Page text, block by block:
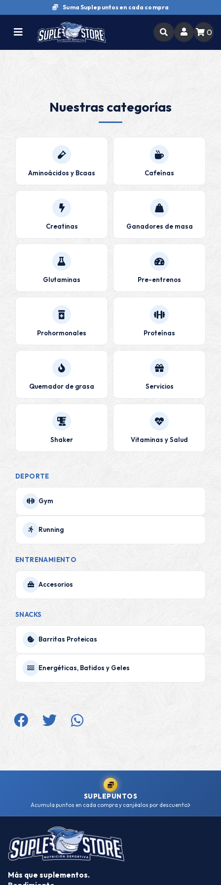
Suma Suplepuntos en cada compra
0
Nuestras categorías
Aminoácidos y Bcaas Cafeínas
Creatinas Ganadores de masa
Glutaminas Pre-entrenos
Prohormonales Proteínas
Quemador de grasa Servicios
Shaker Vitaminas y Salud
DEPORTE
Gym
Running
ENTRENAMIENTO
Accesorios
SNACKS
Barritas Proteicas
Energéticas, Batidos y Geles
SUPLEPUNTOS
Acumula puntos en cada compra y canjéalos por descuento
Más que suplementos.